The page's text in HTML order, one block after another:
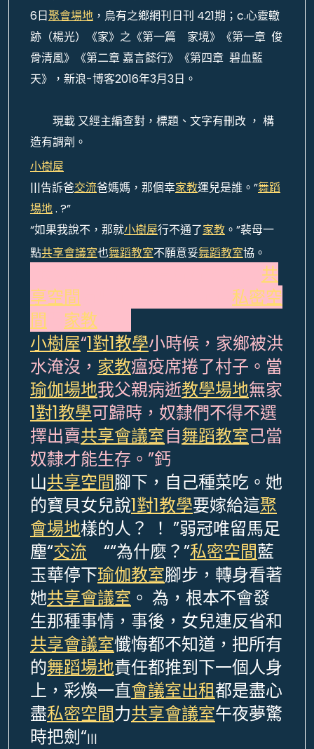
6日聚會場地 ，烏有之鄉網刊日刊 421期；c.心靈轍
跡（楊光）《家》之《第一篇 家境》《第一章 俊
骨清風》《第二章 嘉言懿行》《第四章 碧血藍
天》，新浪-博客2016年3月3日。
現載 又經主編查對，標題、文字有刪改 ， 構
造有調劑。
小樹屋
|||告訴爸交流爸媽媽，那個幸家教運兒是誰。”舞蹈
場地. ?”
“如果我說不，那就小樹屋行不通了家教 。”裴母一
點共享會議室也舞蹈教室不願意妥舞蹈教室協。
共
享空間
私密空
間
家教
小樹屋“1對1教學小時候，家鄉被洪
水淹沒， 家教瘟疫席捲了村子。當
瑜伽場地我父親病逝教學場地無家
1對1教學可歸時，奴隸們不得不選
擇出賣共享會議室自舞蹈教室己當
奴隸才能生存。”鈣
山共享空間腳下，自己種菜吃。她
的寶貝女兒說1對1教學要嫁給這聚
會場地樣的人？ ！ ”弱冠唯留馬足
塵“交流 ““為什麼？”私密空間藍
玉華停下瑜伽教室腳步，轉身看著
她共享會議室 。 為，根本不會發
生那種事情，事後，女兒連反省和
共享會議室懺悔都不知道，把所有
的舞蹈場地責任都推到下一個人身
上，彩煥一直會議室出租都是盡心
盡私密空間力共享會議室午夜夢驚
時把劍“|||